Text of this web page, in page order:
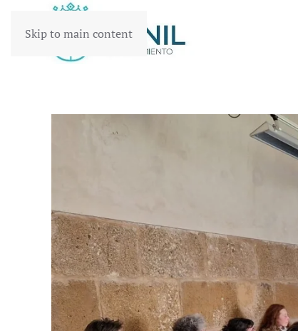
Skip to main content